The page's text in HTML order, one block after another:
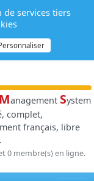
de
Management System
complet,
français, libre
0 membre(s) en ligne.
services tiers